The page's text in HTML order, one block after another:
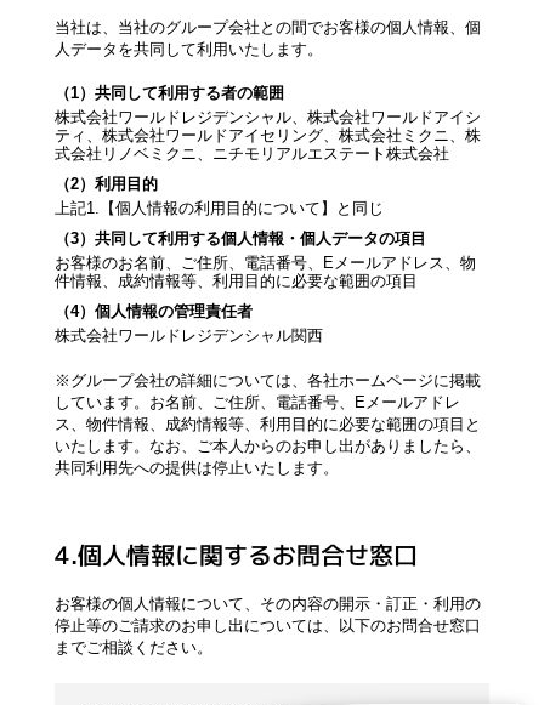
当社は、当社のグループ会社との間でお客様の個人情報、個
人データを共同して利用いたします。
（1）共同して利用する者の範囲
株式会社ワールドレジデンシャル、株式会社ワールドアイシ
ティ、株式会社ワールドアイセリング、株式会社ミクニ、株
式会社リノベミクニ、ニチモリアルエステート株式会社
（2）利用目的
上記1.【個人情報の利用目的について】と同じ
（3）共同して利用する個人情報・個人データの項目
お客様のお名前、ご住所、電話番号、Eメールアドレス、物
件情報、成約情報等、利用目的に必要な範囲の項目
（4）個人情報の管理責任者
株式会社ワールドレジデンシャル関西
※グループ会社の詳細については、各社ホームページに掲載
しています。お名前、ご住所、電話番号、Eメールアドレ
ス、物件情報、成約情報等、利用目的に必要な範囲の項目と
いたします。なお、ご本人からのお申し出がありましたら、
共同利用先への提供は停止いたします。
4.個人情報に関するお問合せ窓口
お客様の個人情報について、その内容の開示・訂正・利用の
停止等のご請求のお申し出については、以下のお問合せ窓口
までご相談ください。